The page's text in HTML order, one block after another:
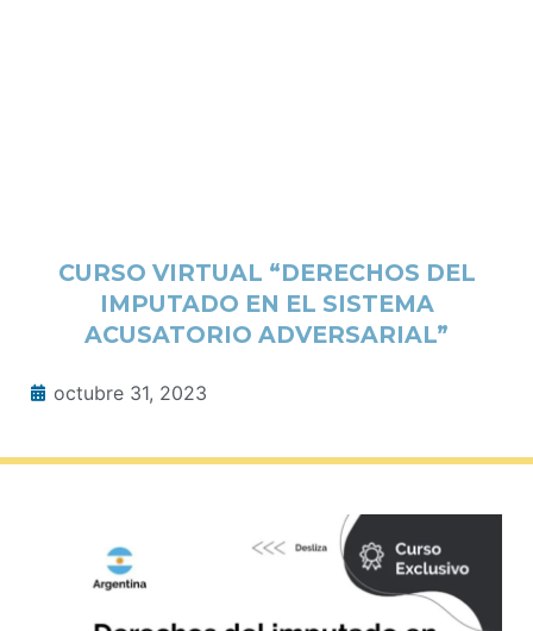
CURSO VIRTUAL “DERECHOS DEL
IMPUTADO EN EL SISTEMA
ACUSATORIO ADVERSARIAL”
octubre 31, 2023